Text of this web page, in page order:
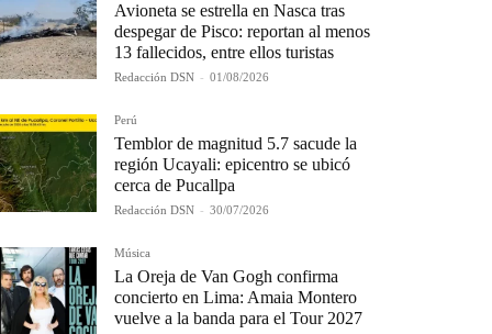
Avioneta se estrella en Nasca tras
despegar de Pisco: reportan al menos
13 fallecidos, entre ellos turistas
Redacción DSN - 01/08/2026
Perú
Temblor de magnitud 5.7 sacude la
región Ucayali: epicentro se ubicó
cerca de Pucallpa
Redacción DSN - 30/07/2026
Música
La Oreja de Van Gogh confirma
concierto en Lima: Amaia Montero
vuelve a la banda para el Tour 2027